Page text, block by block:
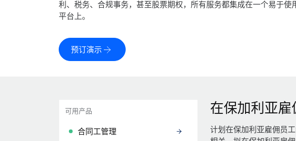
利、税务、合规事务，甚至股票期权，所有服务都集成在一个易于使
平台上。
预订演示
可用产品
合同工管理
在保加利亚雇
计划在保加利亚雇佣员